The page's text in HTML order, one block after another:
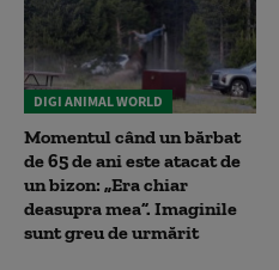
DIGI ANIMAL WORLD
Momentul când un bărbat
de 65 de ani este atacat de
un bizon: „Era chiar
deasupra mea”. Imaginile
sunt greu de urmărit